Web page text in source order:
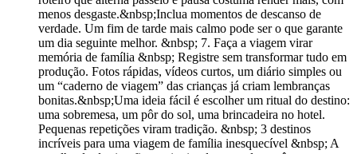
menos desgaste.&nbsp;Inclua momentos de descanso de
verdade. Um fim de tarde mais calmo pode ser o que garante
um dia seguinte melhor. &nbsp; 7. Faça a viagem virar
memória de família &nbsp; Registre sem transformar tudo em
produção. Fotos rápidas, vídeos curtos, um diário simples ou
um “caderno de viagem” das crianças já criam lembranças
bonitas.&nbsp;Uma ideia fácil é escolher um ritual do destino:
uma sobremesa, um pôr do sol, uma brincadeira no hotel.
Pequenas repetições viram tradição. &nbsp; 3 destinos
incríveis para uma viagem de família inesquecível &nbsp; A